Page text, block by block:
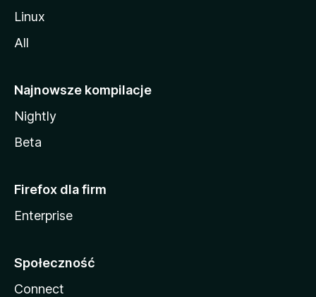
Linux
All
Najnowsze kompilacje
Nightly
Beta
Firefox dla firm
Enterprise
Społeczność
Connect